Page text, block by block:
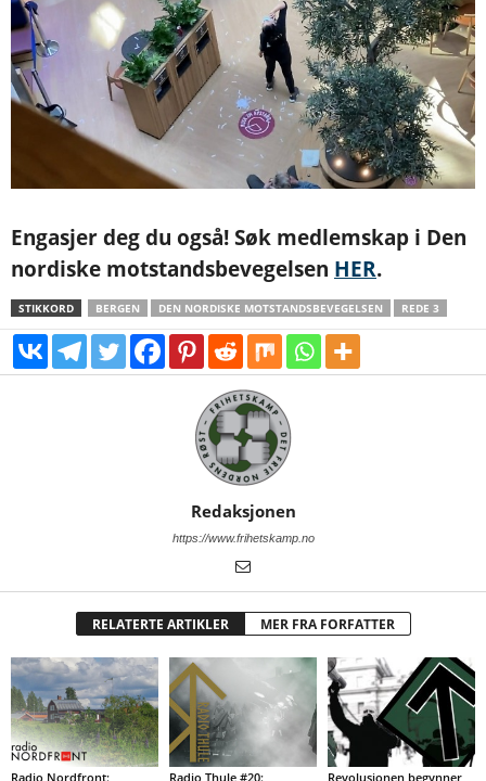
Engasjer deg du også! Søk medlemskap i Den
nordiske motstandsbevegelsen HER.
STIKKORD BERGEN DEN NORDISKE MOTSTANDSBEVEGELSEN REDE 3
Redaksjonen
https://www.frihetskamp.no
RELATERTE ARTIKLER MER FRA FORFATTER
Radio Nordfront: Radio Thule #20: Revolusjonen begynner